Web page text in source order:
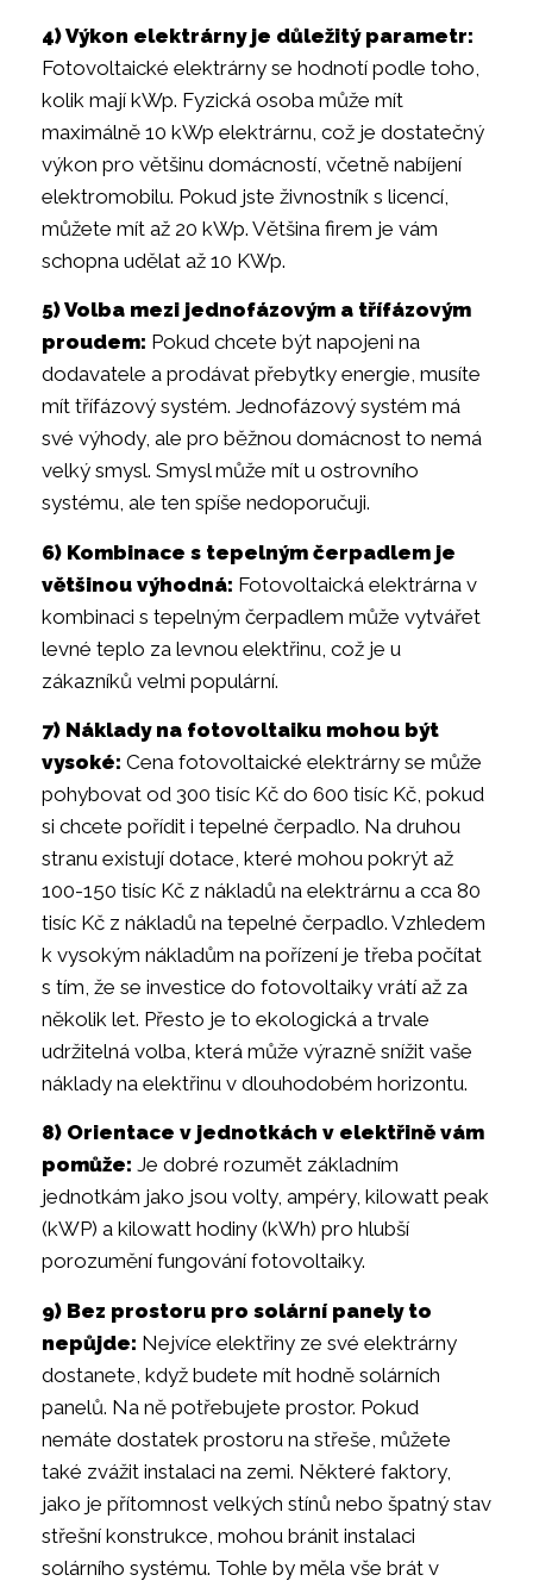
4) Výkon elektrárny je důležitý parametr:
Fotovoltaické elektrárny se hodnotí podle toho,
kolik mají kWp. Fyzická osoba může mít
maximálně 10 kWp elektrárnu, což je dostatečný
výkon pro většinu domácností, včetně nabíjení
elektromobilu. Pokud jste živnostník s licencí,
můžete mít až 20 kWp. Většina firem je vám
schopna udělat až 10 KWp.
5) Volba mezi jednofázovým a třífázovým
proudem: Pokud chcete být napojeni na
dodavatele a prodávat přebytky energie, musíte
mít třífázový systém. Jednofázový systém má
své výhody, ale pro běžnou domácnost to nemá
velký smysl. Smysl může mít u ostrovního
systému, ale ten spíše nedoporučuji.
6) Kombinace s tepelným čerpadlem je
většinou výhodná: Fotovoltaická elektrárna v
kombinaci s tepelným čerpadlem může vytvářet
levné teplo za levnou elektřinu, což je u
zákazníků velmi populární.
7) Náklady na fotovoltaiku mohou být
vysoké: Cena fotovoltaické elektrárny se může
pohybovat od 300 tisíc Kč do 600 tisíc Kč, pokud
si chcete pořídit i tepelné čerpadlo. Na druhou
stranu existují dotace, které mohou pokrýt až
100-150 tisíc Kč z nákladů na elektrárnu a cca 80
tisíc Kč z nákladů na tepelné čerpadlo. Vzhledem
k vysokým nákladům na pořízení je třeba počítat
s tím, že se investice do fotovoltaiky vrátí až za
několik let. Přesto je to ekologická a trvale
udržitelná volba, která může výrazně snížit vaše
náklady na elektřinu v dlouhodobém horizontu.
8) Orientace v jednotkách v elektřině vám
pomůže: Je dobré rozumět základním
jednotkám jako jsou volty, ampéry, kilowatt peak
(kWP) a kilowatt hodiny (kWh) pro hlubší
porozumění fungování fotovoltaiky.
9) Bez prostoru pro solární panely to
nepůjde: Nejvíce elektřiny ze své elektrárny
dostanete, když budete mít hodně solárních
panelů. Na ně potřebujete prostor. Pokud
nemáte dostatek prostoru na střeše, můžete
také zvážit instalaci na zemi. Některé faktory,
jako je přítomnost velkých stínů nebo špatný stav
střešní konstrukce, mohou bránit instalaci
solárního systému. Tohle by měla vše brát v